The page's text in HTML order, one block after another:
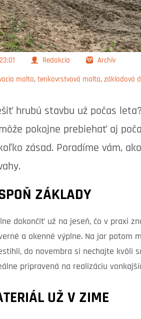
23:01 Redakcia Archív
malta, tenkovrstvová malta, základová
hrubú stavbu už počas
pokojne prebiehať aj
zásad. Poradíme vám,
ZÁKLADY
dokončiť už na jeseň, čo v praxi
a okenné výplne. Na jar potom
do novembra si nechajte kvôli
pripravená na realizáciu
UŽ V ZIME